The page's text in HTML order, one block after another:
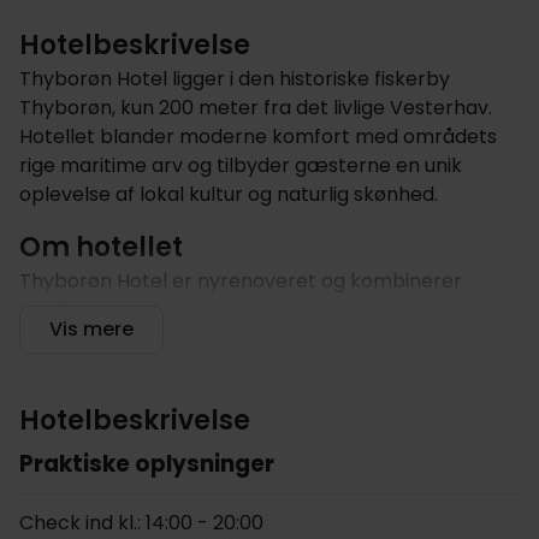
Hotelbeskrivelse
Thyborøn Hotel ligger i den historiske fiskerby
Thyborøn, kun 200 meter fra det livlige Vesterhav.
Hotellet blander moderne komfort med områdets
rige maritime arv og tilbyder gæsterne en unik
oplevelse af lokal kultur og naturlig skønhed.
Om hotellet
Thyborøn Hotel er nyrenoveret og kombinerer
designelementer. Hotellets stil er en hyldest til byens
dem, der søger en blanding af autenticitet og
modernitet på deres rejser.
med eget badeværelse, hvilket giver gæsterne en
Vis mere
Hotelbeskrivelse
Praktiske oplysninger
Check ind kl.: 14:00 - 20:00